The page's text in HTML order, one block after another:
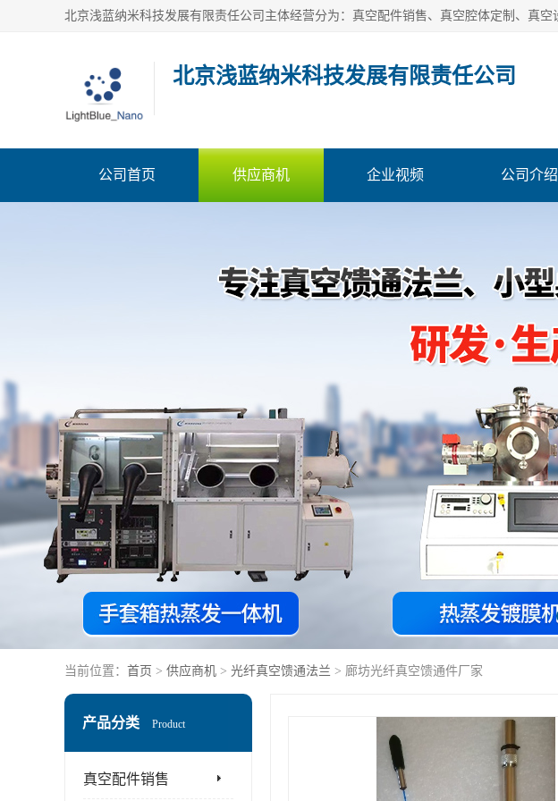
北京浅蓝纳米科技发展有限责任公司
公司首页 供应商机 企业视频 公司介绍
当前位置： 首页 > 供应商机 > 光纤真空馈通法兰 > 廊坊光纤真空馈通件厂家
产品分类 Product
真空配件销售